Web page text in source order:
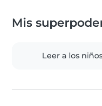
Mis
Leer a los